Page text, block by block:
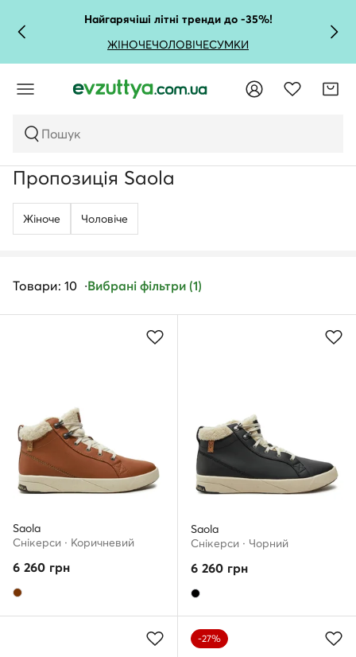
Найгарячіші літні тренди до -35%!
ЖІНОЧЕЧОЛОВІЧЕСУМКИ
Пошук
Пропозиція Saola
Жіноче Чоловічe
Товари: 10 Вибрані фільтри (1)
Saola
Снікерcи · Коричневий
6 260 грн
Saola
Снікерcи · Чорний
6 260 грн
-27%